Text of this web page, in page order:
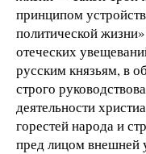
принципом
политической
отеческих
русским князьям, в
строго
деятельности
горестей народа и
пред лицом внешней